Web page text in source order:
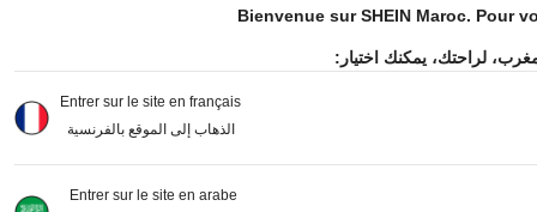
Bienvenue sur SHEIN Maroc. Pour
لراحتك، يمكنك اختيار:
Entrer sur le site en français
الذهاب إلى الموقع بالفرنسية
Entrer sur le site en arabe